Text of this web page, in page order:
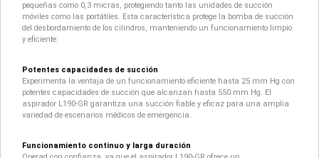
pequeñas como 0,3 micras, protegiendo tanto las unidades de succión
móviles como las portátiles. Esta característica protege la bomba de succión
del desbordamiento de los cilindros, manteniendo un funcionamiento limpio
y eficiente.
Potentes capacidades de succión
Experimenta la ventaja de un funcionamiento eficiente hasta 25 mm Hg con
potentes capacidades de succión que alcanzan hasta 550 mm Hg. El
aspirador L190-GR garantiza una succión fiable y eficaz para una amplia
variedad de escenarios médicos de emergencia.
Funcionamiento continuo y larga duración